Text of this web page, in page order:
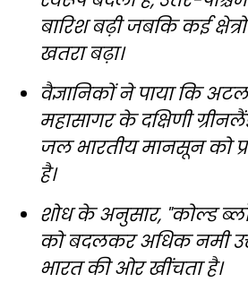
बारिश बढ़ी जबकि कई
खतरा बढ़ा।
वैज्ञानिकों ने पाया कि
महासागर के दक्षिणी
जल भारतीय मानसून को
है।
शोध के अनुसार, "कोल्ड
को बदलकर अधिक नमी
भारत की ओर खींचता है।